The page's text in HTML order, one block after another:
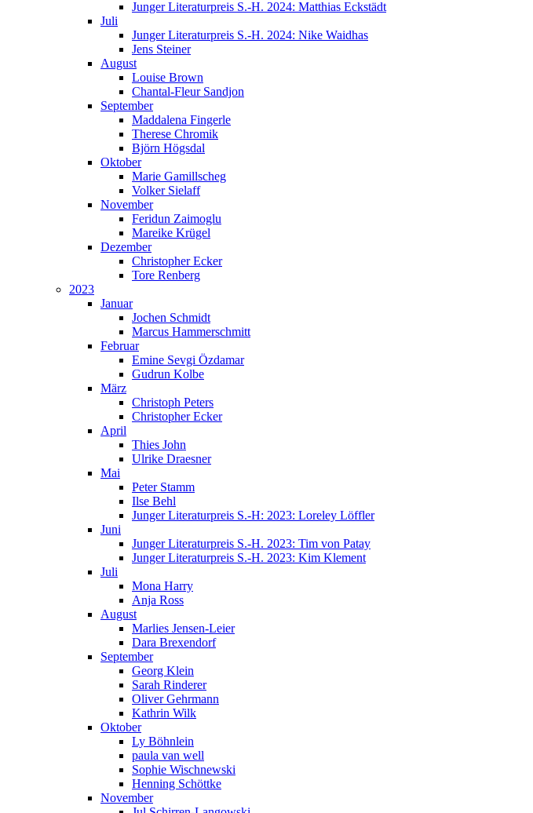
Junger Literaturpreis S.-H. 2024: Matthias Eckstädt
Juli
Junger Literaturpreis S.-H. 2024: Nike Waidhas
Jens Steiner
August
Louise Brown
Chantal-Fleur Sandjon
September
Maddalena Fingerle
Therese Chromik
Björn Högsdal
Oktober
Marie Gamillscheg
Volker Sielaff
November
Feridun Zaimoglu
Mareike Krügel
Dezember
Christopher Ecker
Tore Renberg
2023
Januar
Jochen Schmidt
Marcus Hammerschmitt
Februar
Emine Sevgi Özdamar
Gudrun Kolbe
März
Christoph Peters
Christopher Ecker
April
Thies John
Ulrike Draesner
Mai
Peter Stamm
Ilse Behl
Junger Literaturpreis S.-H: 2023: Loreley Löffler
Juni
Junger Literaturpreis S.-H. 2023: Tim von Patay
Junger Literaturpreis S.-H. 2023: Kim Klement
Juli
Mona Harry
Anja Ross
August
Marlies Jensen-Leier
Dara Brexendorf
September
Georg Klein
Sarah Rinderer
Oliver Gehrmann
Kathrin Wilk
Oktober
Ly Böhnlein
paula van well
Sophie Wischnewski
Henning Schöttke
November